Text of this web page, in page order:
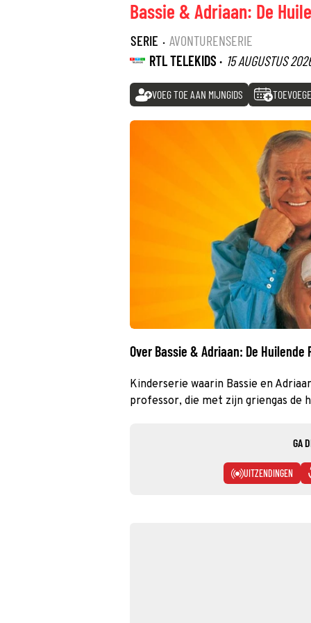
Bassie & Adriaan: De
SERIE · AVONTURENSERIE
RTL TELEKIDS · 15 AUGUSTUS
VOEG TOE AAN MIJNGIDS
Over Bassie & Adriaan: De Huilende
Kinderserie waarin Bassie en
professor, die met zijn griengas de
GA
UITZENDINGEN